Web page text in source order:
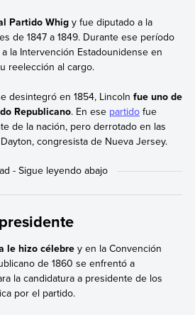
Partido Whigy fue diputado a la
de 1847 a 1849. Durante ese período
la Intervención Estadounidense en
reelección al cargo.
desintegró en 1854, Lincoln fue uno de
Republicano. En ese partidofue
de la nación, pero derrotado en las
congresista de Nueva Jersey.
le hizo célebrey en la Convención
de 1860 se enfrentó a
la candidatura a presidente de los
por el partido.